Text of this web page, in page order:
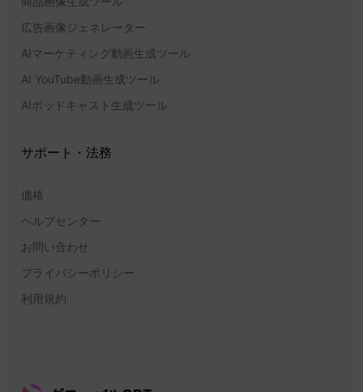
広告画像ジェネレーター
AIマーケティング動画生成ツール
AI YouTube動画生成ツール
AIポッドキャスト生成ツール
サポート・法務
価格
ヘルプセンター
お問い合わせ
プライバシーポリシー
利用規約